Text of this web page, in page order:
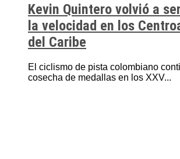
Kevin Quintero volvió a
la velocidad en los
del Caribe
El ciclismo de pista colombiano
cosecha de medallas en los XXV...